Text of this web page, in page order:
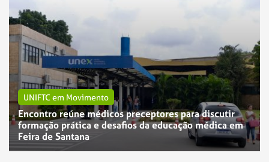
UNIFTC em Movimento
Encontro reúne médicos preceptores para discutir
formação prática e desafios da educação médica em
Feira de Santana
UNIFTC em Movimento
UniFTC Juazeiro e Petrolina abrem seleção para
UNIFTC em Movimento
UNEX Jequié abre seleção para preceptor de estágio
do curso de Enfermagem na Atenção Primária à